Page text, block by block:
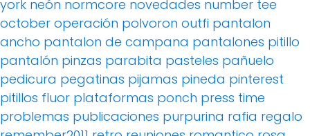
york neón normcore novedades number tee
october operación polvoron outfi pantalon
ancho pantalon de campana pantalones pitillo
pantalón pinzas parabita pasteles pañuelo
pedicura pegatinas pijamas pineda pinterest
pitillos fluor plataformas ponch press time
problemas publicaciones purpurina rafia regalo